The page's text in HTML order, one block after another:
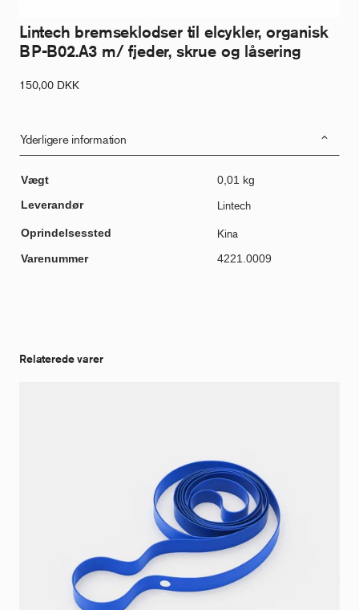
Lintech bremseklodser til elcykler, organisk
BP-B02.A3 m/ fjeder, skrue og låsering
150,00 DKK
Yderligere information
Vægt
0,01 kg
Leverandør
Lintech
Oprindelsessted Kina
Varenummer 4221.0009
Relaterede varer